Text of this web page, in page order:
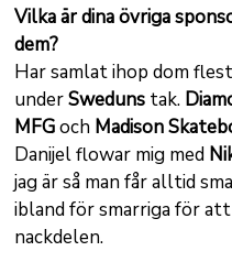
Vilka är dina övriga
dem?
Har samlat ihop dom
underSweduns tak.
MFGoch Madison
Danijel flowar mig med
jag är så man får alltid
ibland för smarriga för
nackdelen.